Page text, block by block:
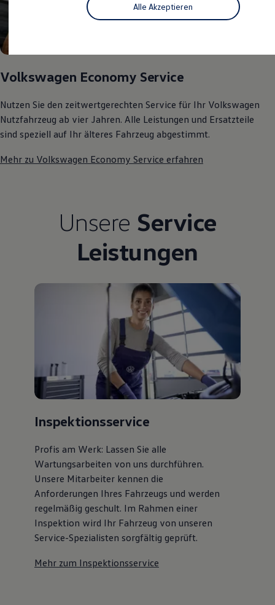
Wallbox und Ladekabel
Bidirektionales Laden
Fördermöglichkeiten für Gewerbekunden
Autonomes Fahren
Mehr zum ID. Buzz
California Welt
California Club
California Magazin & Ratgeber
Vanlife
Routen & Reisen
Unternehmen
Karriere
Karriere im Unternehmen
Karriere im Autohaus
Gesellschaft
Rückblick VW Bus Festival 2023
75 Jahre Bulli Jubiläum
Bulli Magazin
Fahrzeugabholung ab Werk
Volkswagen Economy Service
Nutzen Sie den zeitwertgerechten Service für Ihr Volkswagen
Nutzfahrzeug ab vier Jahren. Alle Leistungen und Ersatzteile
sind speziell auf Ihr älteres Fahrzeug abgestimmt.
Mehr zu Volkswagen Economy Service erfahren
Unsere Service
Leistungen
Inspektionsservice
Profis am Werk: Lassen Sie alle
Wartungsarbeiten von uns durchführen.
Unsere Mitarbeiter kennen die
Anforderungen Ihres Fahrzeugs und werden
regelmäßig geschult. Im Rahmen einer
Inspektion wird Ihr Fahrzeug von unseren
Service-Spezialisten sorgfältig geprüft.
Mehr zum Inspektionsservice
Alle Akzeptieren